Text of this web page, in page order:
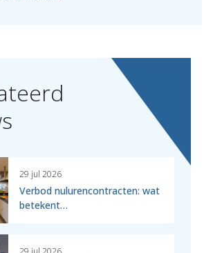
29 jul 2026
Verbod nulurencontracten: wat
betekent…